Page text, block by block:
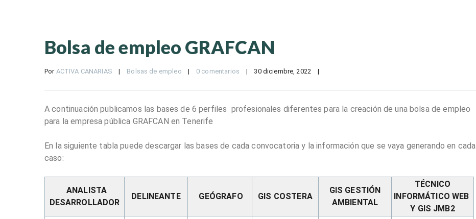
Bolsa de empleo GRAFCAN
Por ACTIVA CANARIAS | Bolsas de empleo | 0 comentarios | 30 diciembre, 2022 |
A continuación publicamos las bases de 6 perfiles profesionales diferentes para la creación de una bolsa de empleo
para la empresa pública GRAFCAN en Tenerife
En la siguiente tabla puede descargar las bases de cada convocatoria y la información que se vaya generando en cada
caso:
ANALISTA
DESARROLLADOR
DELINEANTE GEÓGRAFO GIS COSTERA
GIS GESTIÓN
AMBIENTAL
TÉCNICO
INFORMÁTICO WEB
Y GIS JMB2